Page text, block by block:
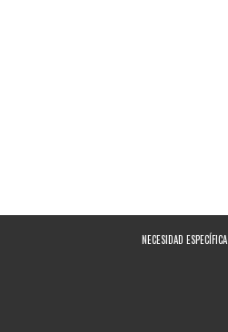
NECESIDAD ESPECÍFICA